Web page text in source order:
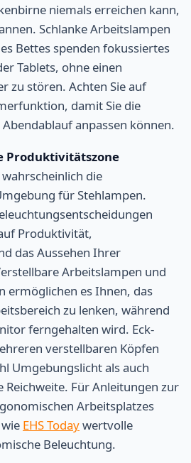
niemals erreichen kann,
Schlanke Arbeitslampen
Bettes spenden fokussiertes
Tablets, ohne einen
zu stören. Achten Sie auf
damit Sie die
anpassen können.
Produktivitätszone
die
für Stehlampen.
Produktivität,
das Aussehen Ihrer
Arbeitslampen und
ermöglichen es Ihnen, das
zu lenken, während
ferngehalten wird. Eck-
verstellbaren Köpfen
Umgebungslicht als auch
Reichweite. Für Anleitungen zur
Arbeitsplatzes
EHS Todaywertvolle
Beleuchtung.